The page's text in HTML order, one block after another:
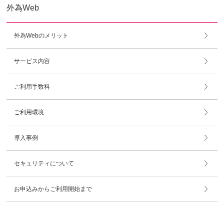
外為Web
外為Webのメリット
サービス内容
ご利用手数料
ご利用環境
導入事例
セキュリティについて
お申込みからご利用開始まで